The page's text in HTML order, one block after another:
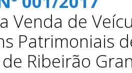
Venda de
Patrimoniais
Ribeirão